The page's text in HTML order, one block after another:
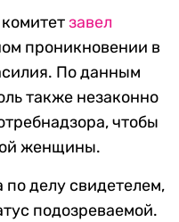
завел
проникновении в
По данным
также незаконно
чтобы
женщины.
делу свидетелем,
подозреваемой.